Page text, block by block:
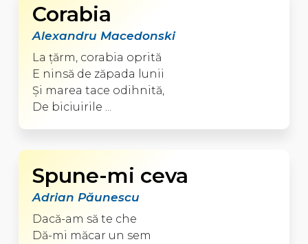
Corabia
Alexandru Macedonski
La ţărm, corabia oprită
E ninsă de zăpada lunii
Şi marea tace odihnită,
De biciuirile ...
Spune-mi ceva
Adrian Păunescu
Dacă-am să te che
Dă-mi măcar un sem